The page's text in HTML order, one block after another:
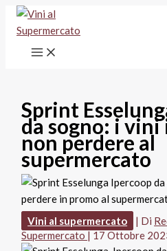
Vai
contenuto
Sprint
da sogno: i vini
non perdere al
supermercato
Vini al supermercato | Di
Supermercato | 17 Ottobre